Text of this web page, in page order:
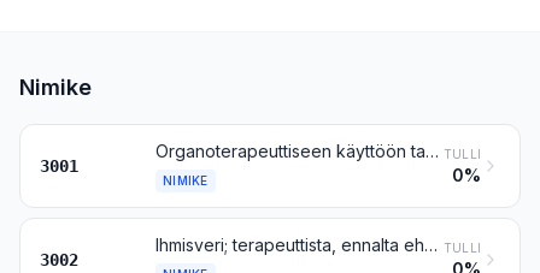
Nimike
3001
Organoterapeuttiseen käyttöön tarkoitetut kuivatut rauhaset ja muut elimet, myös jauhetut; organoterapeuttiseen käyttöön tarkoitetut rauhasten tai muiden elimien tai niiden eritteiden uutteet; hepariini ja sen suolat; muut terapeuttista tai ennalta ehkäisevää käyttöä varten valmistetut ihmis- ja eläinaineet, muualle kuulumattomat
NIMIKE
TULLI
0%
3002
Ihmisveri; terapeuttista, ennalta ehkäisevää tai taudinmäärityskäyttöä varten valmistettu eläimenveri; antiseerumit ja muut verifraktiot sekä immunologiset tuotteet, myös modifioidut tai bioteknisellä menetelmällä saadut; rokotteet, toksiinit, mikro-organismiviljelmät (ei kuitenkaan hiivat) ja niiden kaltaiset tuotteet; soluviljelmät, myös modifioidut TULLI
0%